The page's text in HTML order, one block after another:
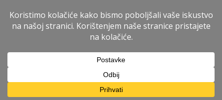
Imperium Immobiliare